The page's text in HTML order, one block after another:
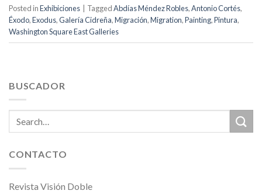
Posted inExhibiciones TaggedAbdías Méndez Robles,Antonio Cortés,
Éxodo,Exodus,Galería Cidreña,Migración,Migration,Painting,Pintura,
Washington Square East Galleries
BUSCADOR
CONTACTO
Revista Visión Doble